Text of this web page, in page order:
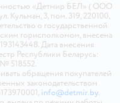
«Детмир БЕЛ» ( ООО
Кульман, 3, пом. 319, 220100,
о государственной
горисполкомом, внесена
Дата внесения
Республики Беларусь:
518552.
обращения покупателей
законодательством
info@detmir.by.